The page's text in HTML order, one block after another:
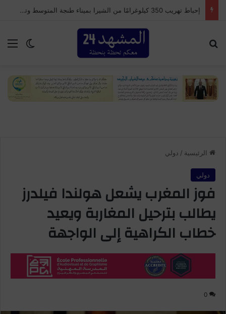
إحباط تهريب 350 كيلوغرامًا من الشيرا بميناء طنجة المتوسط وتوقيف سائق شاحنة للنقل الدولي
الوضع
الرئيسية / دولي
دولي
فوز المغرب يشعل هولندا فيلدرز
يطالب بترحيل المغاربة ويعيد
خطاب الكراهية إلى الواجهة
0